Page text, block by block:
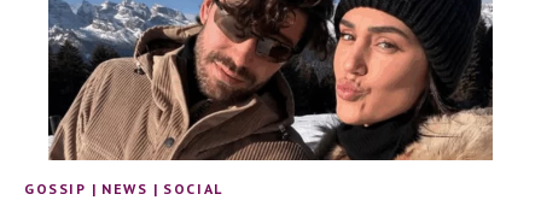
GOSSIP | NEWS | SOCIAL